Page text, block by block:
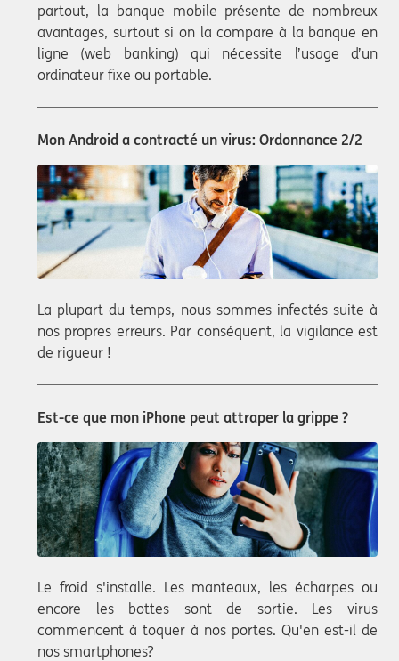
partout, la banque mobile présente de nombreux
avantages, surtout si on la compare à la banque en
ligne (web banking) qui nécessite l’usage d’un
ordinateur fixe ou portable.
Mon Android a contracté un virus: Ordonnance 2/2
La plupart du temps, nous sommes infectés suite à
nos propres erreurs. Par conséquent, la vigilance est
de rigueur !
Est-ce que mon iPhone peut attraper la grippe ?
Le froid s'installe. Les manteaux, les écharpes ou
encore les bottes sont de sortie. Les virus
commencent à toquer à nos portes. Qu'en est-il de
nos smartphones?